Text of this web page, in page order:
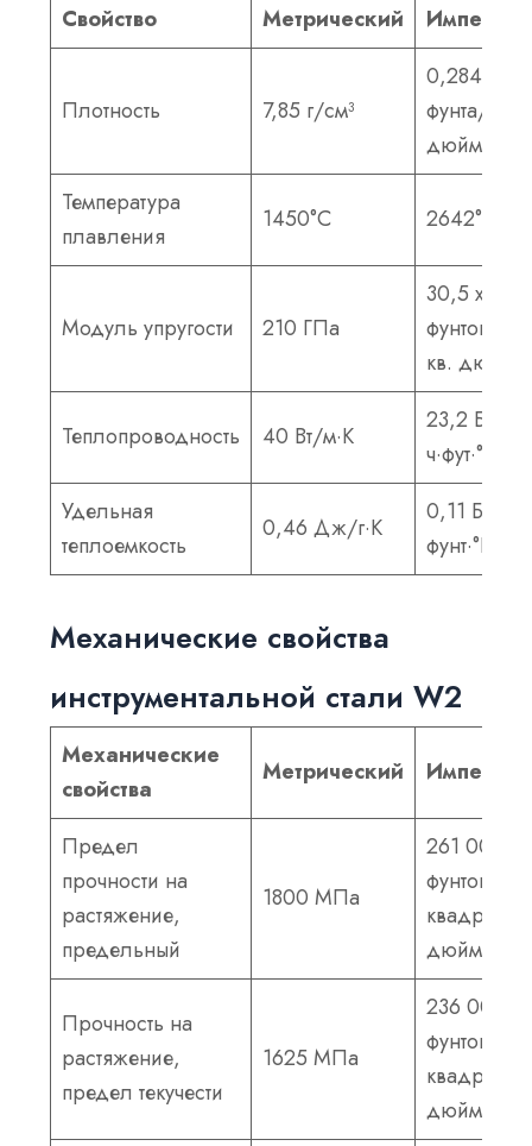
Свойство Метрический
Плотность 7,85 г/см³
0,284
фунта/
дюйм³
Температура
плавления
1450°С 2642°F
Модуль упругости 210 ГПа
30,5 x 10⁶
фунтов на
кв. дюйм
Теплопроводность 40 Вт/м·К
23,2 БТЕ/
ч·фут·°F
Удельная
теплоемкость
0,46 Дж/г·К
0,11 БТЕ/
фунт·°F
Механические свойства
инструментальной стали W2
Механические
свойства
Метрический
Предел
прочности на
растяжение,
предельный
1800 МПа
261 000
фунтов на
дюйм
Прочность на
растяжение,
предел текучести
1625 МПа
236 000
фунтов на
дюйм